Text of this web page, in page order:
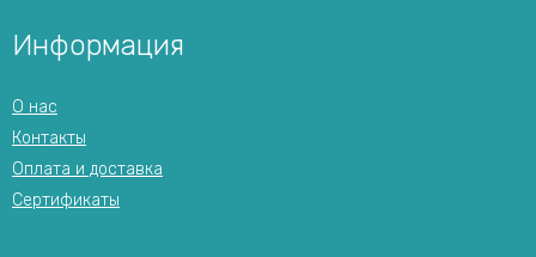
Информация
О нас
Контакты
Оплата и доставка
Сертификаты